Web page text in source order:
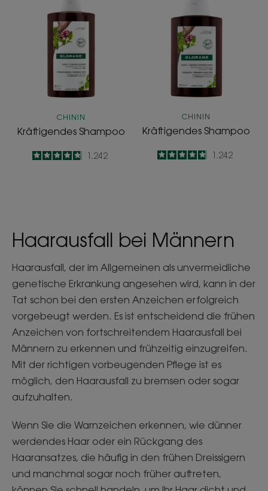
Shampoo
CHININ
Kräftigendes Shampoo
4.8
/51.242
CHININ
Kräftigendes Shampoo
4.8
/51.242
Haarausfall bei Männern
Haarausfall, der im Allgemeinen als unvermeidliche
genetische Erkrankung angesehen wird, kann in der
Tat schon bei den ersten Anzeichen erfolgreich
vorgebeugt werden. Es ist entscheidend die frühen
Anzeichen von fortschreitendem Haarausfall bei
Männern zu erkennen und frühzeitig einzugreifen.
Mit der richtigen vorbeugenden Pflege ist es
möglich, den Haarausfall zu bremsen oder sogar
aufzuhalten.
Wenn Sie die Warnzeichen erkennen, wie dünner
werdendes Haar oder ein Rückgang des
Haaransatzes, die häufig in den frühen Dreissigern
und manchmal sogar noch früher auftreten,